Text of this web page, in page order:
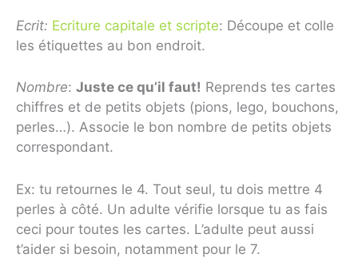
Ecrit: Ecriture capitale et scripte: Découpe et colle
les étiquettes au bon endroit.
Nombre: Juste ce qu’il faut! Reprends tes cartes
chiffres et de petits objets (pions, lego, bouchons,
perles…). Associe le bon nombre de petits objets
correspondant.
Ex: tu retournes le 4. Tout seul, tu dois mettre 4
perles à côté. Un adulte vérifie lorsque tu as fais
ceci pour toutes les cartes. L’adulte peut aussi
t’aider si besoin, notamment pour le 7.